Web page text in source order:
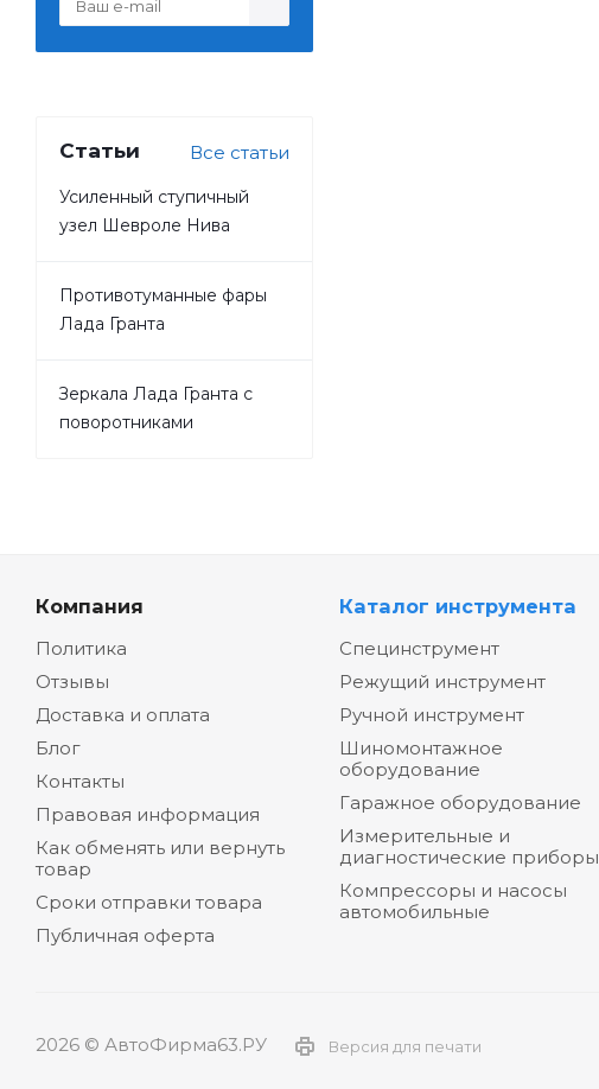
Статьи Все статьи
Усиленный ступичный
узел Шевроле Нива
Противотуманные фары
Лада Гранта
Зеркала Лада Гранта с
поворотниками
Компания
Политика
Отзывы
Доставка и оплата
Блог
Контакты
Правовая информация
Как обменять или вернуть
товар
Сроки отправки товара
Публичная оферта
Каталог инструмента
Специнструмент
Режущий инструмент
Ручной инструмент
Шиномонтажное
оборудование
Гаражное оборудование
Измерительные и
диагностические приборы
Компрессоры и насосы
автомобильные
2026 © АвтоФирма63.РУ Версия для печати